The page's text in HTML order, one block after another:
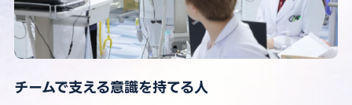
チームで支える意識を持てる人